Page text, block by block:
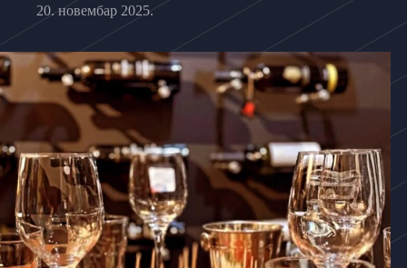
20. новембар 2025.